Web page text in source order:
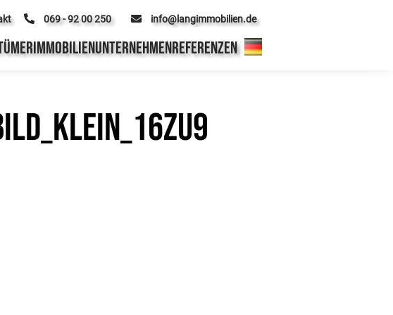
069 - 92 00 250 info@langimmobilien.de
IMMOBILIENUNTERNEHMENREFERENZEN